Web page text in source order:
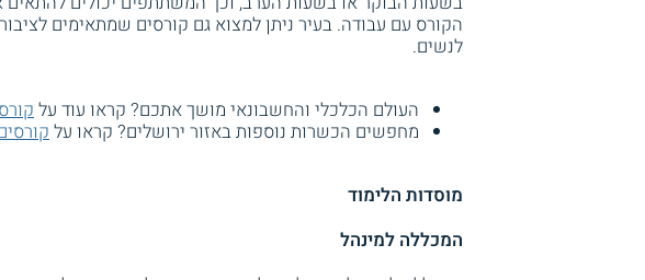
הקורס עם עבודה. בעיר ניתן למצוא גם קורסים שמתאימים
לנשים.
העולם הכלכלי והחשבונאי מושך אתכם? קראו עוד על
מחפשים הכשרות נוספות באזור ירושלים? קראו על
מוסדות הלימוד
המכללה למינהל